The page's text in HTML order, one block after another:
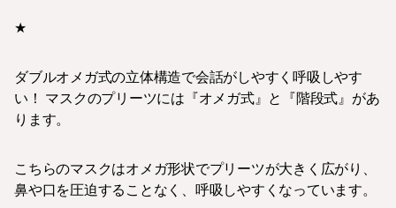
★
ダブルオメガ式の立体構造で会話がしやすく呼吸しやす
い！ マスクのプリーツには『オメガ式』と『階段式』があ
ります。
こちらのマスクはオメガ形状でプリーツが大きく広がり、
鼻や口を圧迫することなく、呼吸しやすくなっています。